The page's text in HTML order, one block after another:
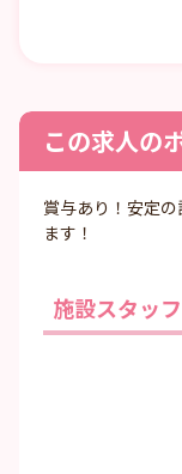
この求人の
賞与あり！安定
ます！
施設スタッ